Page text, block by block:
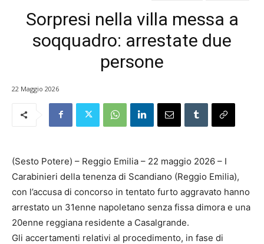
Sorpresi nella villa messa a
soqquadro: arrestate due
persone
22 Maggio 2026
(Sesto Potere) – Reggio Emilia – 22 maggio 2026 – I
Carabinieri della tenenza di Scandiano (Reggio Emilia),
con l’accusa di concorso in tentato furto aggravato hanno
arrestato un 31enne napoletano senza fissa dimora e una
20enne reggiana residente a Casalgrande.
Gli accertamenti relativi al procedimento, in fase di